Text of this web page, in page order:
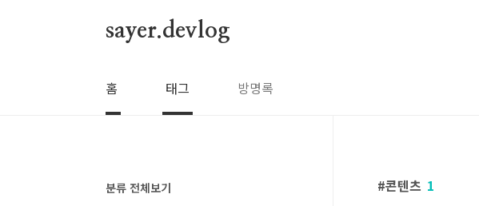
sayer.devlog
홈 태그 방명록
콘텐츠 1
분류 전체보기